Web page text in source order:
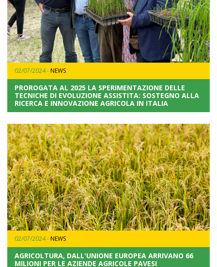
02/07/2024 -NEWS
PROROGATA AL 2025 LA SPERIMENTAZIONE DELLE
TECNICHE DI EVOLUZIONE ASSISTITA: SOSTEGNO ALLA
RICERCA E INNOVAZIONE AGRICOLA IN ITALIA
02/07/2024 -NEWS
AGRICOLTURA, DALL'UNIONE EUROPEA ARRIVANO 66
MILIONI PER LE AZIENDE AGRICOLE PAVESI